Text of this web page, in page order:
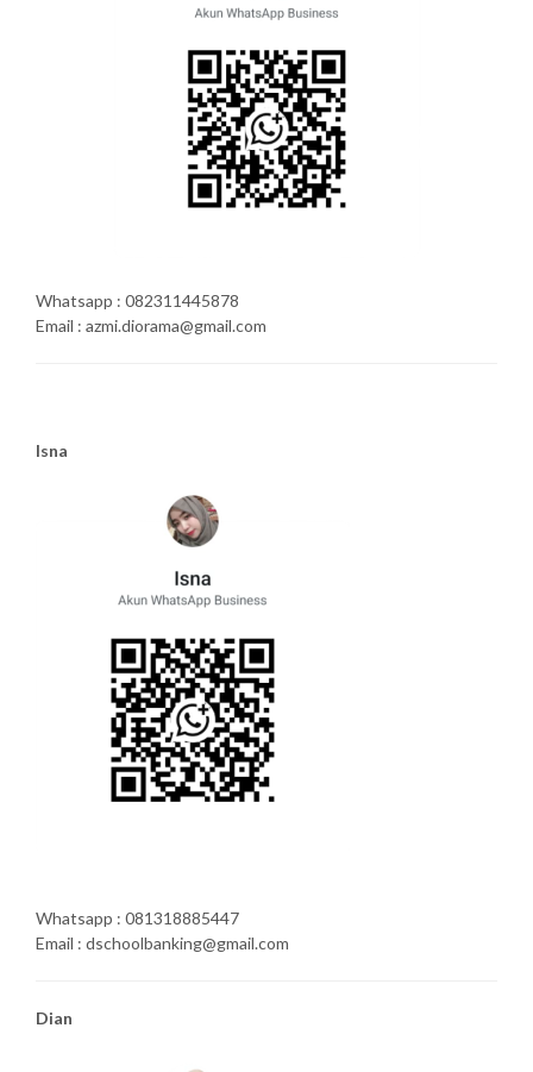
Whatsapp : 082311445878
Email : azmi.diorama@gmail.com
Isna
Whatsapp : 081318885447
Email : dschoolbanking@gmail.com
Dian